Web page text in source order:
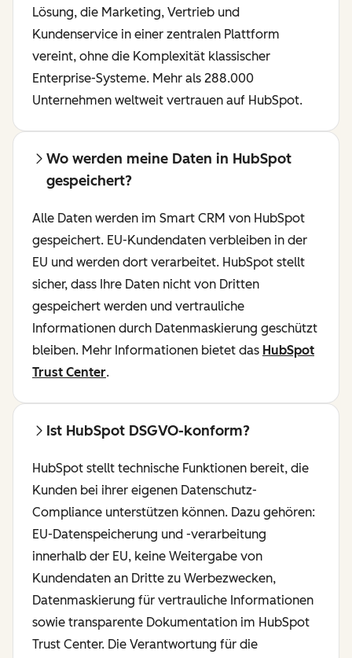
Lösung, die Marketing, Vertrieb und
Kundenservice in einer zentralen Plattform
vereint, ohne die Komplexität klassischer
Enterprise-Systeme. Mehr als 288.000
Unternehmen weltweit vertrauen auf HubSpot.
Wo werden meine Daten in HubSpot
gespeichert?
Alle Daten werden im Smart CRM von HubSpot
gespeichert. EU-Kundendaten verbleiben in der
EU und werden dort verarbeitet. HubSpot stellt
sicher, dass Ihre Daten nicht von Dritten
gespeichert werden und vertrauliche
Informationen durch Datenmaskierung geschützt
bleiben. Mehr Informationen bietet das HubSpot
Trust Center.
Ist HubSpot DSGVO-konform?
HubSpot stellt technische Funktionen bereit, die
Kunden bei ihrer eigenen Datenschutz-
Compliance unterstützen können. Dazu gehören:
EU-Datenspeicherung und -verarbeitung
innerhalb der EU, keine Weitergabe von
Kundendaten an Dritte zu Werbezwecken,
Datenmaskierung für vertrauliche Informationen
sowie transparente Dokumentation im HubSpot
Trust Center. Die Verantwortung für die